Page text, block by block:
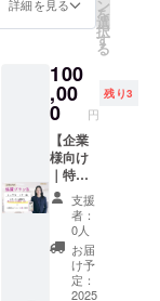
「PRや
見せ方
を整理
した
い」な
どもも
ちろん
OK！ そ
んな想
いを
持って
いる方
にとっ
て、安
心して
話せる
づきを
分かち
る、あ
たたか
な時間
になれ
ば幸い
です！
●リター
ン内容
・出版
記念
パー
ティ参
加権
（東京
き ・サ
イン入
り書籍1
日お渡
し） ・
みんな
で記念
写真付
き ●開
催概要
・日
時：
2025年
9月中～
下旬
19:00～
短期大
学様に
き実現
いたし
まし
た。 広
い教室
をお借
りし
て、実
際に当
大学で
学んで
いる学
生様と
ネジメ
ら、現
場を率
いる中
間管理
職、少
人数
チーム
を持つ
プレイ
ングマ
ネー
ジャー
まで、
役・元
ベテラ
ン販売
員、ス
タイリ
スト、
美容好
きス
タッフ
など、
それぞ
れの専
門性を
ける企
業様向
協賛プ
ラン
「出版
応援
パート
ナー
枠」を
ご用意
しまし
た。 若
手育成
や人的
資本経
営に取
詳細を見る ン
を
選
択
す
る
100
,00
0 円
残り3
【企業
様向け
｜特別
協賛Bプ
ラン】
トップ
パート
ナー枠
本プロ
ジェク
支援
者：
0人
お届
け予
定：
2025